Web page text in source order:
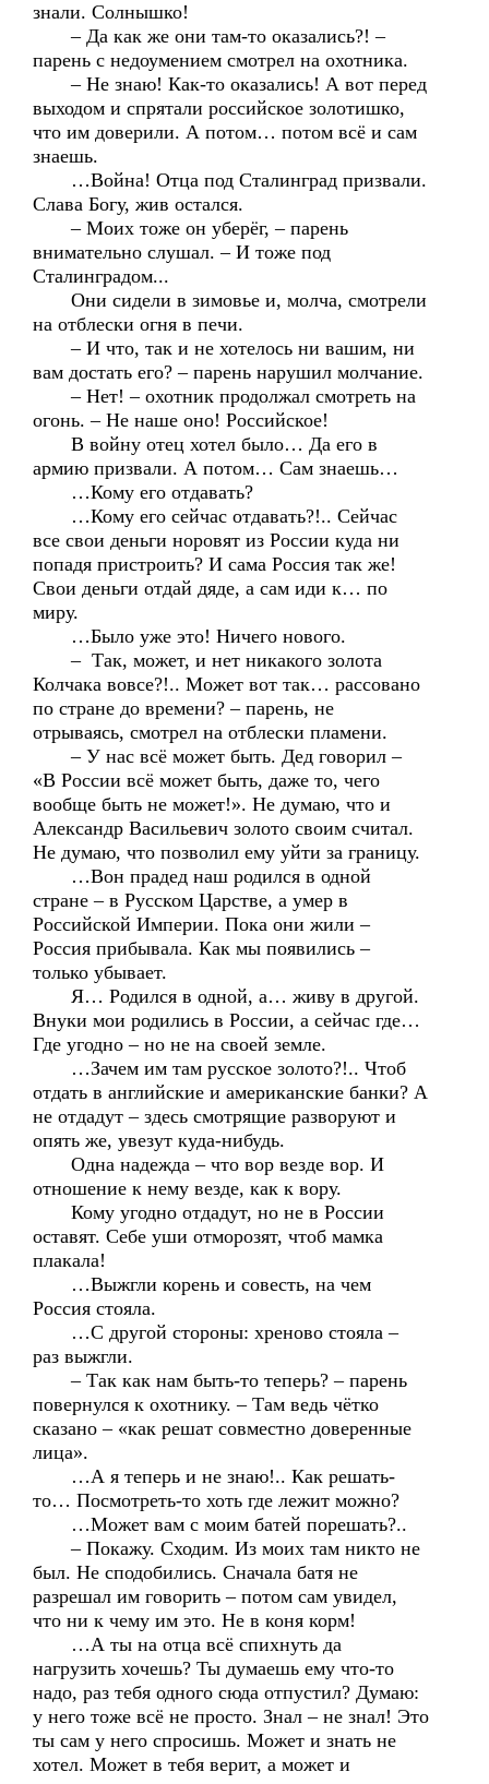
знали. Солнышко!
– Да как же они там-то оказались?! –
парень с недоумением смотрел на охотника.
– Не знаю! Как-то оказались! А вот перед
выходом и спрятали российское золотишко,
что им доверили. А потом… потом всё и сам
знаешь.
…Война! Отца под Сталинград призвали.
Слава Богу, жив остался.
– Моих тоже он уберёг, – парень
внимательно слушал. – И тоже под
Сталинградом...
Они сидели в зимовье и, молча, смотрели
на отблески огня в печи.
– И что, так и не хотелось ни вашим, ни
вам достать его? – парень нарушил молчание.
– Нет! – охотник продолжал смотреть на
огонь. – Не наше оно! Российское!
В войну отец хотел было… Да его в
армию призвали. А потом… Сам знаешь…
…Кому его отдавать?
…Кому его сейчас отдавать?!.. Сейчас
все свои деньги норовят из России куда ни
попадя пристроить? И сама Россия так же!
Свои деньги отдай дяде, а сам иди к… по
миру.
…Было уже это! Ничего нового.
– Так, может, и нет никакого золота
Колчака вовсе?!.. Может вот так… рассовано
по стране до времени? – парень, не
отрываясь, смотрел на отблески пламени.
– У нас всё может быть. Дед говорил –
«В России всё может быть, даже то, чего
вообще быть не может!». Не думаю, что и
Александр Васильевич золото своим считал.
Не думаю, что позволил ему уйти за границу.
…Вон прадед наш родился в одной
стране – в Русском Царстве, а умер в
Российской Империи. Пока они жили –
Россия прибывала. Как мы появились –
только убывает.
Я… Родился в одной, а… живу в другой.
Внуки мои родились в России, а сейчас где…
Где угодно – но не на своей земле.
…Зачем им там русское золото?!.. Чтоб
отдать в английские и американские банки? А
не отдадут – здесь смотрящие разворуют и
опять же, увезут куда-нибудь.
Одна надежда – что вор везде вор. И
отношение к нему везде, как к вору.
Кому угодно отдадут, но не в России
оставят. Себе уши отморозят, чтоб мамка
плакала!
…Выжгли корень и совесть, на чем
Россия стояла.
…С другой стороны: хреново стояла –
раз выжгли.
– Так как нам быть-то теперь? – парень
повернулся к охотнику. – Там ведь чётко
сказано – «как решат совместно доверенные
лица».
…А я теперь и не знаю!.. Как решать-
то… Посмотреть-то хоть где лежит можно?
…Может вам с моим батей порешать?..
– Покажу. Сходим. Из моих там никто не
был. Не сподобились. Сначала батя не
разрешал им говорить – потом сам увидел,
что ни к чему им это. Не в коня корм!
…А ты на отца всё спихнуть да
нагрузить хочешь? Ты думаешь ему что-то
надо, раз тебя одного сюда отпустил? Думаю:
у него тоже всё не просто. Знал – не знал! Это
ты сам у него спросишь. Может и знать не
хотел. Может в тебя верит, а может и